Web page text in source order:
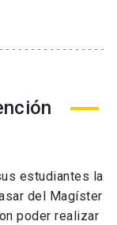
estudiantes la
del Magíster
poder realizar